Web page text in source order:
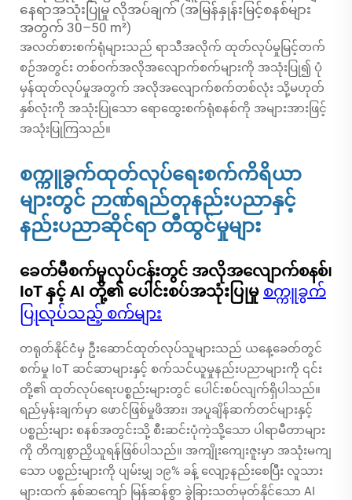
နေရာအသုံးပြုမှု လိုအပ်ချက် (အမြန်နှုန်းမြင့်စနစ်များ
အတွက် 30–50 m²)
အလတ်စားစက်ရုံများသည် ရာသီအလိုက် ထုတ်လုပ်မှုမြင့်တက်
စဉ်အတွင်း တစ်ဝက်အလိုအလျောက်စက်များကို အသုံးပြု၍ ပုံ
မှန်ထုတ်လုပ်မှုအတွက် အလိုအလျောက်စက်တစ်လုံး သို့မဟုတ်
နှစ်လုံးကို အသုံးပြုသော ရောထွေးစက်ရုံစနစ်ကို အများအားဖြင့်
အသုံးပြုကြသည်။
စက္ကူခွက်ထုတ်လုပ်ရေးစက်ကိရိယာ
များတွင် ဉာဏ်ရည်တုနည်းပညာနှင့်
နည်းပညာဆိုင်ရာ တီထွင်မှုများ
ခေတ်မီစက်မှုလုပ်ငန်းတွင် အလိုအလျောက်စနစ်၊
IoT နှင့် AI တို့၏ ပေါင်းစပ်အသုံးပြုမှု စက္ကူခွက်
ပြုလုပ်သည့် စက်များ
တရုတ်နိုင်ငံမှ ဦးဆောင်ထုတ်လုပ်သူများသည် ယနေ့ခေတ်တွင်
စက်မှု IoT ဆင်ဆာများနှင့် စက်သင်ယူမှုနည်းပညာများကို ၎င်း
တို့၏ ထုတ်လုပ်ရေးပစ္စည်းများတွင် ပေါင်းစပ်လျက်ရှိပါသည်။
ရည်မှန်းချက်မှာ ဖောင်ဖြစ်မှုဖိအား၊ အပူချိန်ဆက်တင်များနှင့်
ပစ္စည်းများ စနစ်အတွင်းသို့ စီးဆင်းပုံကဲ့သို့သော ပါရာမီတာများ
ကို တိကျစွာညှိယူရန်ဖြစ်ပါသည်။ အကျိုးကျေးဇူးမှာ အသုံးမကျ
သော ပစ္စည်းများကို ပျမ်းမျှ ၁၉% ခန့် လျော့နည်းစေပြီး လူသား
များထက် နှစ်ဆကျော် မြန်ဆန်စွာ ခွဲခြားသတ်မှတ်နိုင်သော AI